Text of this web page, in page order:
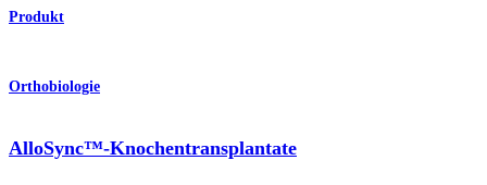
Produkt
Orthobiologie
AlloSync™-Knochentransplantate